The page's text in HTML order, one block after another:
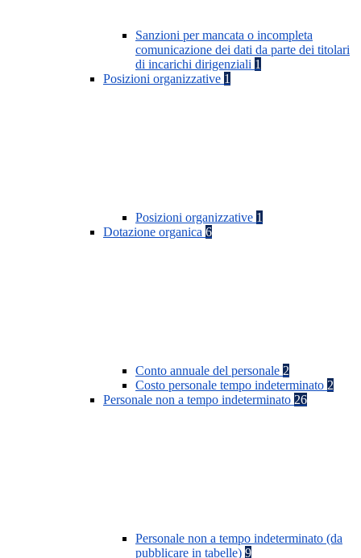
Sanzioni per mancata o incompleta
comunicazione dei dati da parte dei titolari
di incarichi dirigenziali 1
Posizioni organizzative 1
Posizioni organizzative 1
Dotazione organica 6
Conto annuale del personale 2
Costo personale tempo indeterminato 2
Personale non a tempo indeterminato 26
Personale non a tempo indeterminato (da
pubblicare in tabelle) 9